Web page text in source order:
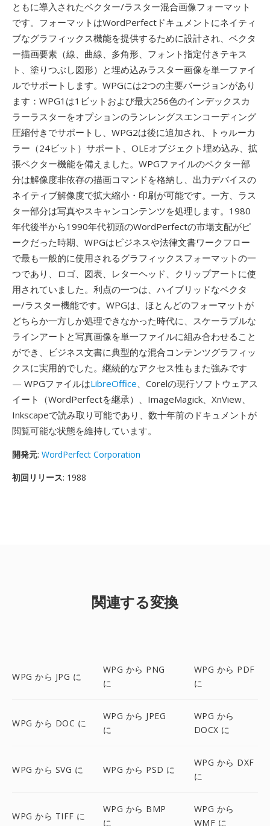
ともに導入されたベクター/ラスター混合画像フォーマット
です。フォーマットはWordPerfectドキュメントにネイティ
ブなグラフィックス機能を提供するために設計され、ベクタ
ー描画要素（線、曲線、多角形、フォント指定付きテキス
ト、塗りつぶし図形）と埋め込みラスター画像を単一ファイ
ルでサポートします。WPGには2つの主要バージョンがあり
ます：WPG1は1ビットおよび最大256色のインデックスカ
ラーラスターをオプションのランレングスエンコーディング
圧縮付きでサポートし、WPG2は後に追加され、トゥルーカ
ラー（24ビット）サポート、OLEオブジェクト埋め込み、拡
張ベクター機能を備えました。WPGファイルのベクター部
分は解像度非依存の描画コマンドを格納し、出力デバイスの
ネイティブ解像度で拡大縮小・印刷が可能です。一方、ラス
ター部分は写真やスキャンコンテンツを処理します。1980
年代後半から1990年代初頭のWordPerfectの市場支配がピ
ークだった時期、WPGはビジネスや法律文書ワークフロー
で最も一般的に使用されるグラフィックスフォーマットの一
つであり、ロゴ、図表、レターヘッド、クリップアートに使
用されていました。利点の一つは、ハイブリッドなベクタ
ー/ラスター機能です。WPGは、ほとんどのフォーマットが
どちらか一方しか処理できなかった時代に、スケーラブルな
ラインアートと写真画像を単一ファイルに組み合わせること
ができ、ビジネス文書に典型的な混合コンテンツグラフィッ
クスに実用的でした。継続的なアクセス性もまた強みです
— WPGファイルはLibreOffice、Corelの現行ソフトウェアス
イート（WordPerfectを継承）、ImageMagick、XnView、
Inkscapeで読み取り可能であり、数十年前のドキュメントが
閲覧可能な状態を維持しています。
開発元: WordPerfect Corporation
初回リリース: 1988
関連する変換
WPG から JPG に
WPG から PNG
に
WPG から PDF
に
WPG から DOC に
WPG から JPEG
に
WPG から
DOCX に
WPG から SVG に WPG から PSD に
WPG から DXF
に
WPG から TIFF に
WPG から BMP
に
WPG から
WMF に